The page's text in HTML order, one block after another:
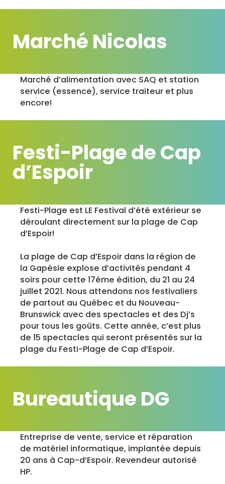
Marché Nicolas
Marché d’alimentation avec SAQ et station
service (essence), service traiteur et plus
encore!
Festi-Plage de Cap
d’Espoir
Festi-Plage est LE Festival d’été extérieur se
déroulant directement sur la plage de Cap
d’Espoir!
La plage de Cap d’Espoir dans la région de
la Gapésie explose d’activités pendant 4
soirs pour cette 17ème édition, du 21 au 24
juillet 2021. Nous attendons nos festivaliers
de partout au Québec et du Nouveau-
Brunswick avec des spectacles et des Dj’s
pour tous les goûts. Cette année, c’est plus
de 15 spectacles qui seront présentés sur la
plage du Festi-Plage de Cap d’Espoir.
Bureautique DG
Entreprise de vente, service et réparation
de matériel informatique, implantée depuis
20 ans à Cap-d’Espoir. Revendeur autorisé
HP.